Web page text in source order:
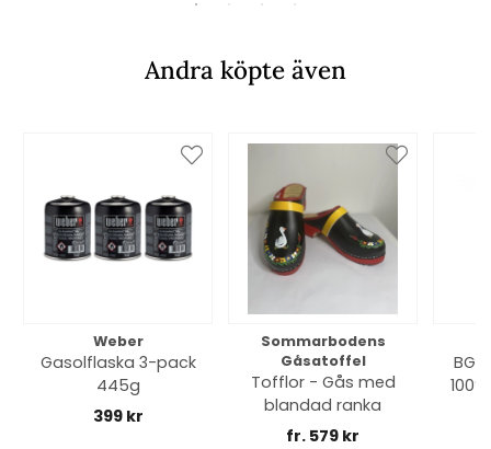
Andra köpte även
Weber
Gasolflaska 3-pack
445g
399 kr
Sommarbodens
Gåsatoffel
Tofflor - Gås med
blandad ranka
fr. 579 kr